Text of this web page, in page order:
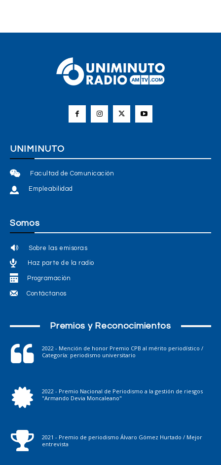
UNIMINUTO
Facultad de Comunicación
Empleabilidad
Somos
Sobre las emisoras
Haz parte de la radio
Programación
Contáctanos
Premios y Reconocimientos
2022 - Mención de honor Premio CPB al mérito periodístico /
Categoría: periodismo universitario
2022 - Premio Nacional de Periodismo a la gestión de riesgos
"Armando Devia Moncaleano"
2021 - Premio de periodismo Álvaro Gómez Hurtado / Mejor
entrevista